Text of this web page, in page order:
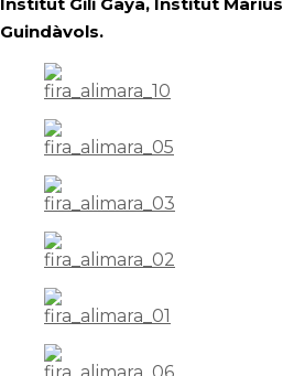
Guindàvols.